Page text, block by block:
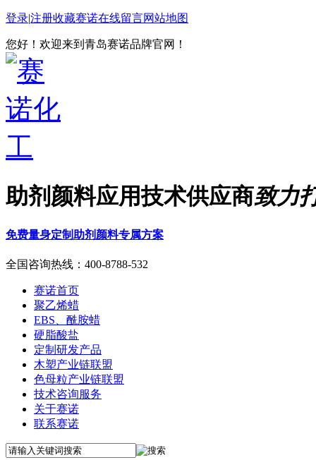
登录|注册收藏赛诺在线留言网站地图
您好！欢迎来到青岛赛诺品牌官网！
助剂颜料应用技术供应商致力
免费量身定制助剂颜料专属方案
全国咨询热线： 400-8788-532
赛诺首页
聚乙烯蜡
EBS、酰胺蜡
硬脂酸盐
定制研发产品
木塑产业链联盟
色母粒产业链联盟
技术咨询服务
关于赛诺
联系赛诺